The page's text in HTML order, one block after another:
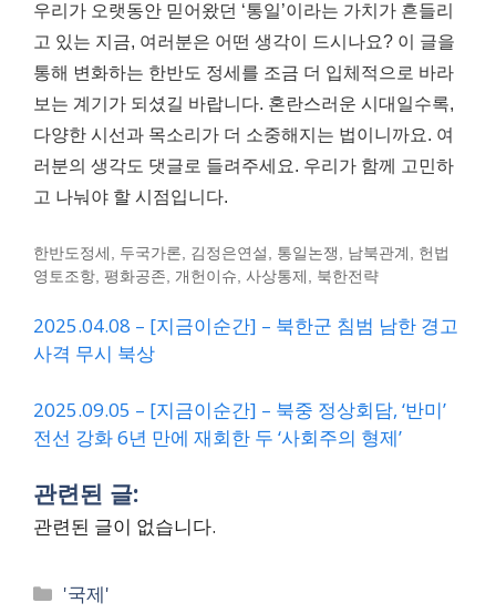
우리가 오랫동안 믿어왔던 ‘통일’이라는 가치가 흔들리
고 있는 지금, 여러분은 어떤 생각이 드시나요? 이 글을
통해 변화하는 한반도 정세를 조금 더 입체적으로 바라
보는 계기가 되셨길 바랍니다. 혼란스러운 시대일수록,
다양한 시선과 목소리가 더 소중해지는 법이니까요. 여
러분의 생각도 댓글로 들려주세요. 우리가 함께 고민하
고 나눠야 할 시점입니다.
한반도정세, 두국가론, 김정은연설, 통일논쟁, 남북관계, 헌법
영토조항, 평화공존, 개헌이슈, 사상통제, 북한전략
2025.04.08 – [지금이순간] – 북한군 침범 남한 경고
사격 무시 북상
2025.09.05 – [지금이순간] – 북중 정상회담, ‘반미’
전선 강화 6년 만에 재회한 두 ‘사회주의 형제’
관련된 글:
관련된 글이 없습니다.
Categories
'국제'